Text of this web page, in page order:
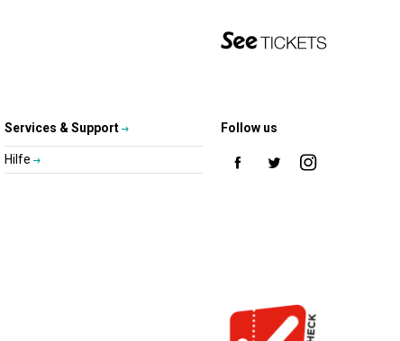
Services & Support
Hilfe
Follow us